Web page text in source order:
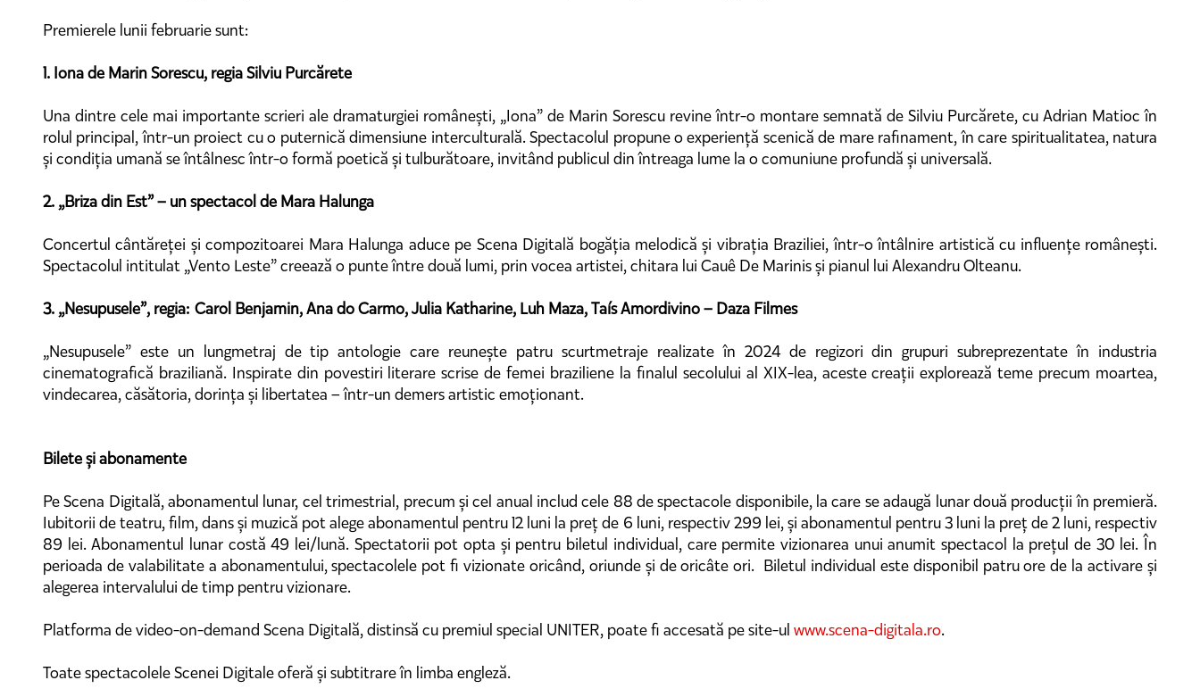
Premierele lunii februarie sunt:
1. Iona de Marin Sorescu, regia Silviu Purcărete
Una dintre cele mai importante scrieri ale dramaturgiei românești, „Iona” de Marin Sorescu revine într-o montare semnată de Silviu Purcărete, cu Adrian Matioc în
rolul principal, într-un proiect cu o puternică dimensiune interculturală. Spectacolul propune o experiență scenică de mare rafinament, în care spiritualitatea, natura
și condiția umană se întâlnesc într-o formă poetică și tulburătoare, invitând publicul din întreaga lume la o comuniune profundă și universală.
2. „Briza din Est” – un spectacol de Mara Halunga
Concertul cântăreței și compozitoarei Mara Halunga aduce pe Scena Digitală bogăția melodică și vibrația Braziliei, într-o întâlnire artistică cu influențe românești.
Spectacolul intitulat „Vento Leste” creează o punte între două lumi, prin vocea artistei, chitara lui Cauê De Marinis și pianul lui Alexandru Olteanu.
3. „Nesupusele”, regia: Carol Benjamin, Ana do Carmo, Julia Katharine, Luh Maza, Taís Amordivino – Daza Filmes
„Nesupusele” este un lungmetraj de tip antologie care reunește patru scurtmetraje realizate în 2024 de regizori din grupuri subreprezentate în industria
cinematografică braziliană. Inspirate din povestiri literare scrise de femei braziliene la finalul secolului al XIX-lea, aceste creații explorează teme precum moartea,
vindecarea, căsătoria, dorința și libertatea – într-un demers artistic emoționant.
Bilete și abonamente
Pe Scena Digitală, abonamentul lunar, cel trimestrial, precum și cel anual includ cele 88 de spectacole disponibile, la care se adaugă lunar două producții în premieră.
Iubitorii de teatru, film, dans și muzică pot alege abonamentul pentru 12 luni la preț de 6 luni, respectiv 299 lei, și abonamentul pentru 3 luni la preț de 2 luni, respectiv
89 lei. Abonamentul lunar costă 49 lei/lună. Spectatorii pot opta și pentru biletul individual, care permite vizionarea unui anumit spectacol la prețul de 30 lei. În
perioada de valabilitate a abonamentului, spectacolele pot fi vizionate oricând, oriunde și de oricâte ori. Biletul individual este disponibil patru ore de la activare și
alegerea intervalului de timp pentru vizionare.
Platforma de video-on-demand Scena Digitală, distinsă cu premiul special UNITER, poate fi accesată pe site-ul www.scena-digitala.ro.
Toate spectacolele Scenei Digitale oferă și subtitrare în limba engleză.